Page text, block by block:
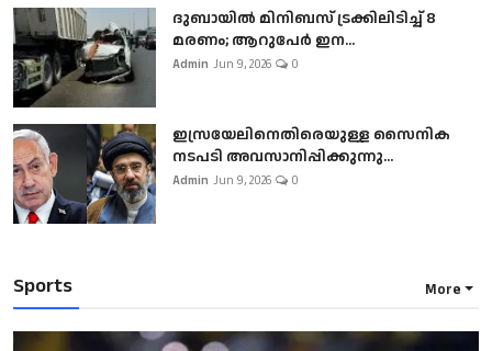
ദുബായിൽ മിനിബസ്​ ട്രക്കിലിടിച്ച് 8
മരണം; ആറുപേർ ഇന...
Admin Jun 9, 2026 0
ഇസ്രയേലിനെതിരെയുള്ള സൈനിക
നടപടി അവസാനിപ്പിക്കുന്നു...
Admin Jun 9, 2026 0
Sports More